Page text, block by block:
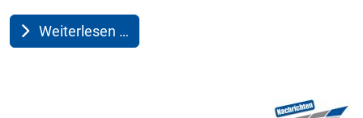
Weiterlesen …